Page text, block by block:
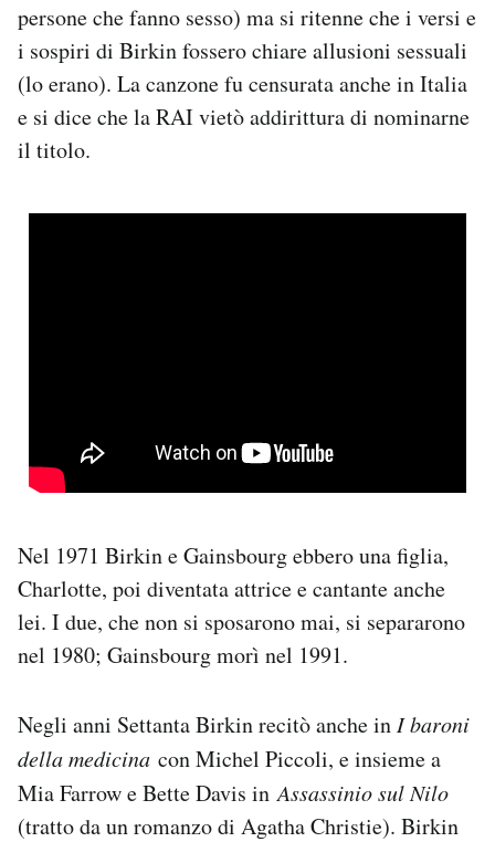
persone che fanno sesso) ma si ritenne che i versi e
i sospiri di Birkin fossero chiare allusioni sessuali
(lo erano). La canzone fu censurata anche in Italia
e si dice che la RAI vietò addirittura di nominarne
il titolo.
Nel 1971 Birkin e Gainsbourg ebbero una figlia,
Charlotte, poi diventata attrice e cantante anche
lei. I due, che non si sposarono mai, si separarono
nel 1980; Gainsbourg morì nel 1991.
Negli anni Settanta Birkin recitò anche in I baroni
della medicina con Michel Piccoli, e insieme a
Mia Farrow e Bette Davis inAssassinio sul Nilo
(tratto da un romanzo di Agatha Christie). Birkin